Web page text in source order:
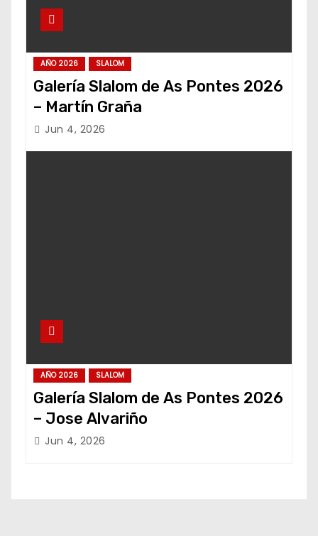
AÑO 2026 SLALOM
Galería Slalom de As Pontes 2026
– Martín Graña
Jun 4, 2026
AÑO 2026 SLALOM
Galería Slalom de As Pontes 2026
– Jose Alvariño
Jun 4, 2026